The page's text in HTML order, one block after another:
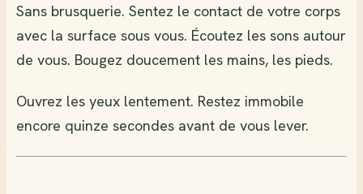
Sans brusquerie. Sentez le contact de votre corps
avec la surface sous vous. Écoutez les sons autour
de vous. Bougez doucement les mains, les pieds.
Ouvrez les yeux lentement. Restez immobile
encore quinze secondes avant de vous lever.